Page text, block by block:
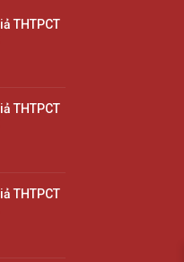
THTPCT
THTPCT
THTPCT